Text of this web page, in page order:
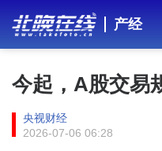
产经
今起，A股交易
央视财经
2026-07-06 06:28